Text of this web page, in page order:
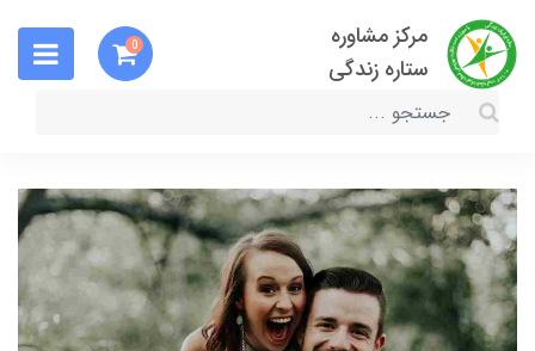
مرکز مشاوره
ستاره زندگی
0